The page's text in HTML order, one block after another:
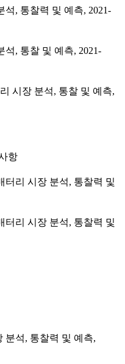
, 통찰력 및 예측, 2021-
, 통찰 및 예측, 2021-
시장 분석, 통찰 및 예측,
항
리 시장 분석, 통찰력 및
리 시장 분석, 통찰력 및
석, 통찰력 및 예측,